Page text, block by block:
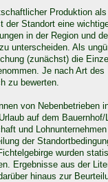
Produktion
der Standort eine
in der Region und
unterscheiden. Als
(zunächst) die
Je nach Art
zu bewerten.
von Nebenbetrieben
auf dem
und
der
wurden
Ergebnisse aus der
hinaus zur